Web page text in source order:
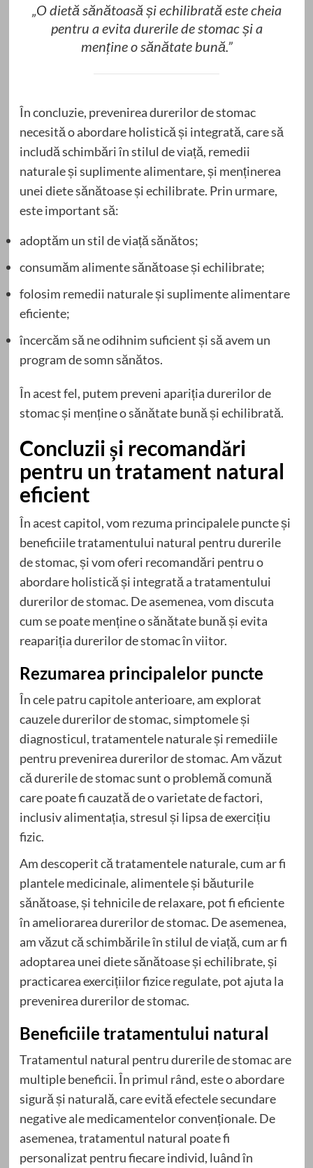
„O dietă sănătoasă și echilibrată este cheia
pentru a evita durerile de stomac și a
menține o sănătate bună.”
În concluzie, prevenirea durerilor de stomac
necesită o abordare holistică și integrată, care să
includă schimbări în stilul de viață, remedii
naturale și suplimente alimentare, și menținerea
unei diete sănătoase și echilibrate. Prin urmare,
este important să:
adoptăm un stil de viață sănătos;
consumăm alimente sănătoase și echilibrate;
folosim remedii naturale și suplimente alimentare
eficiente;
încercăm să ne odihnim suficient și să avem un
program de somn sănătos.
În acest fel, putem preveni apariția durerilor de
stomac și menține o sănătate bună și echilibrată.
Concluzii și recomandări
pentru un tratament natural
eficient
În acest capitol, vom rezuma principalele puncte și
beneficiile tratamentului natural pentru durerile
de stomac, și vom oferi recomandări pentru o
abordare holistică și integrată a tratamentului
durerilor de stomac. De asemenea, vom discuta
cum se poate menține o sănătate bună și evita
reapariția durerilor de stomac în viitor.
Rezumarea principalelor puncte
În cele patru capitole anterioare, am explorat
cauzele durerilor de stomac, simptomele și
diagnosticul, tratamentele naturale și remediile
pentru prevenirea durerilor de stomac. Am văzut
că durerile de stomac sunt o problemă comună
care poate fi cauzată de o varietate de factori,
inclusiv alimentația, stresul și lipsa de exercițiu
fizic.
Am descoperit că tratamentele naturale, cum ar fi
plantele medicinale, alimentele și băuturile
sănătoase, și tehnicile de relaxare, pot fi eficiente
în ameliorarea durerilor de stomac. De asemenea,
am văzut că schimbările în stilul de viață, cum ar fi
adoptarea unei diete sănătoase și echilibrate, și
practicarea exercițiilor fizice regulate, pot ajuta la
prevenirea durerilor de stomac.
Beneficiile tratamentului natural
Tratamentul natural pentru durerile de stomac are
multiple beneficii. În primul rând, este o abordare
sigură și naturală, care evită efectele secundare
negative ale medicamentelor convenționale. De
asemenea, tratamentul natural poate fi
personalizat pentru fiecare individ, luând în